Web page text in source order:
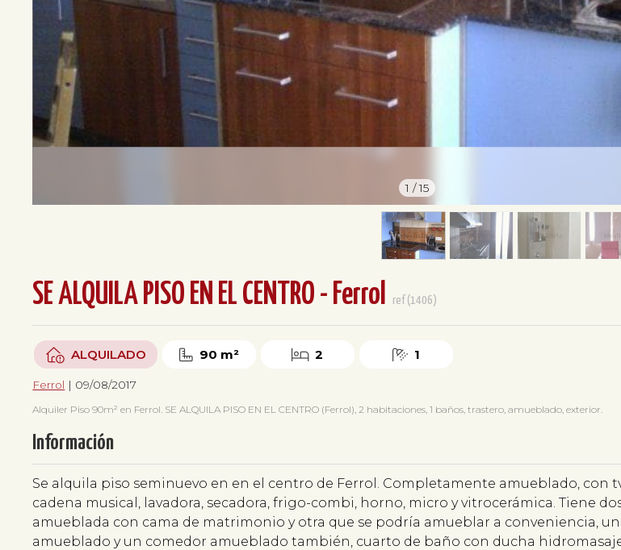
1 /15
SE ALQUILA PISO EN EL CENTRO - Ferrol ref(1406)
ALQUILADO 90 m² 2 1
Ferrol | 09/08/2017
Alquiler Piso 90m² en Ferrol. SE ALQUILA PISO EN EL CENTRO (Ferrol), 2 habitaciones, 1 baños, trastero, amueblado, exterior.
Información
Se alquila piso seminuevo en en el centro de Ferrol. Completamente amueblado, con
cadena musical, lavadora, secadora, frigo-combi, horno, micro y vitrocerámica. Tiene
amueblada con cama de matrimonio y otra que se podría amueblar a conveniencia,
amueblado y un comedor amueblado también, cuarto de baño con ducha